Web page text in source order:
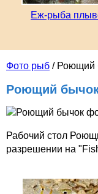
Фото рыб / Роющий
Роющий
Рабочий стол
разрешении на
Еж-рыба